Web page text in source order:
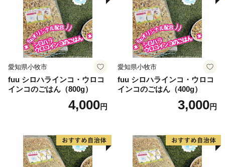
愛知県小牧市
fuu シロハラインコ・ウロコ
インコのごはん（800g）
4,000円
愛知県小牧市
fuu シロハラインコ・ウロコ
インコのごはん（400g）
3,000円